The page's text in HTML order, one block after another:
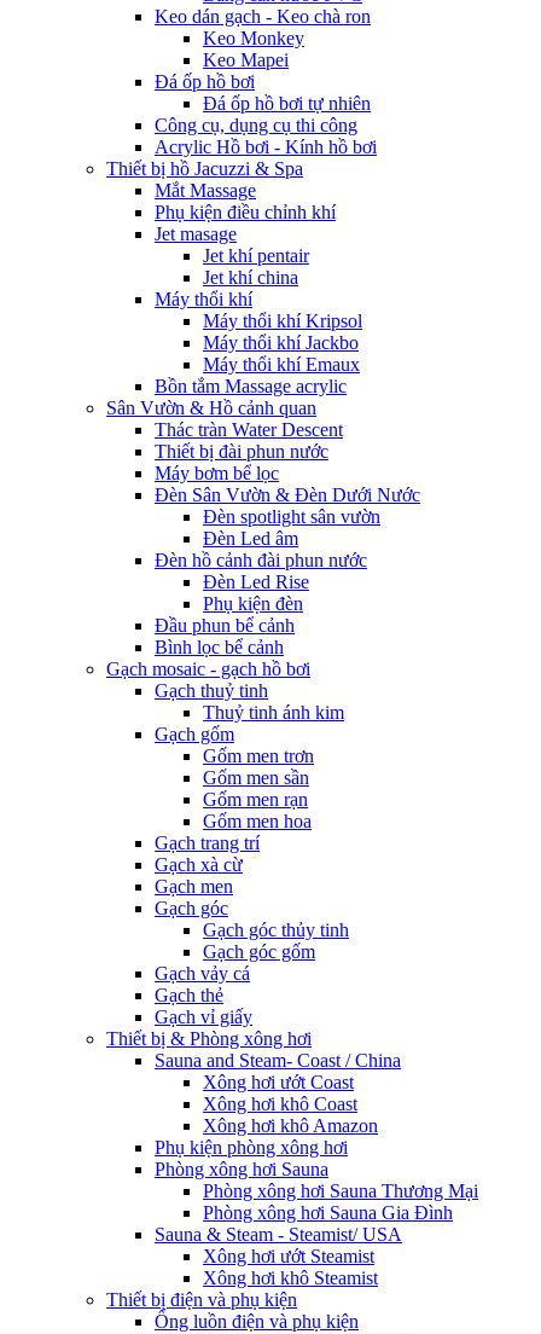
Keo dán gạch - Keo chà ron
Keo Monkey
Keo Mapei
Đá ốp hồ bơi
Đá ốp hồ bơi tự nhiên
Công cụ, dụng cụ thi công
Acrylic Hồ bơi - Kính hồ bơi
Thiết bị hồ Jacuzzi & Spa
Mắt Massage
Phụ kiện điều chỉnh khí
Jet masage
Jet khí pentair
Jet khí china
Máy thổi khí
Máy thổi khí Kripsol
Máy thổi khí Jackbo
Máy thổi khí Emaux
Bồn tắm Massage acrylic
Sân Vườn & Hồ cảnh quan
Thác tràn Water Descent
Thiết bị đài phun nước
Máy bơm bể lọc
Đèn Sân Vườn & Đèn Dưới Nước
Đèn spotlight sân vườn
Đèn Led âm
Đèn hồ cảnh đài phun nước
Đèn Led Rise
Phụ kiện đèn
Đầu phun bể cảnh
Bình lọc bể cảnh
Gạch mosaic - gạch hồ bơi
Gạch thuỷ tinh
Thuỷ tinh ánh kim
Gạch gốm
Gốm men trơn
Gốm men sần
Gốm men rạn
Gốm men hoa
Gạch trang trí
Gạch xà cừ
Gạch men
Gạch góc
Gạch góc thủy tinh
Gạch góc gốm
Gạch vảy cá
Gạch thẻ
Gạch vỉ giấy
Thiết bị & Phòng xông hơi
Sauna and Steam- Coast / China
Xông hơi ướt Coast
Xông hơi khô Coast
Xông hơi khô Amazon
Phụ kiện phòng xông hơi
Phòng xông hơi Sauna
Phòng xông hơi Sauna Thương Mại
Phòng xông hơi Sauna Gia Đình
Sauna & Steam - Steamist/ USA
Xông hơi ướt Steamist
Xông hơi khô Steamist
Thiết bị điện và phụ kiện
Ống luồn điện và phụ kiện